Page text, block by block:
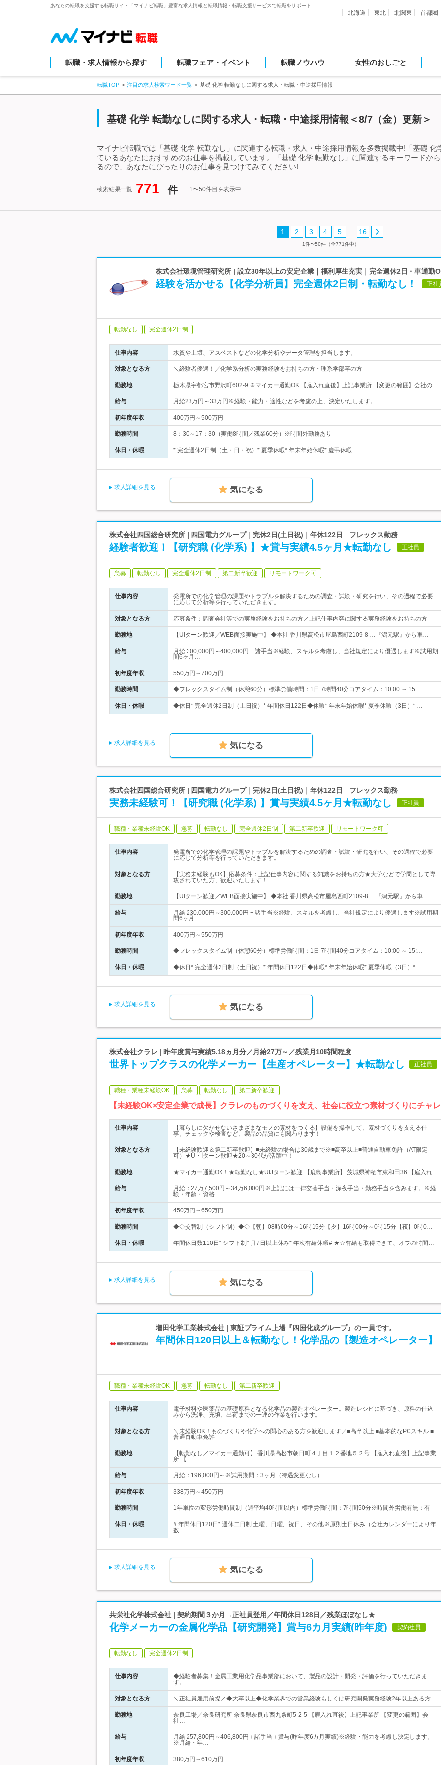
あなたの転職を支援する転職サイト「マイナビ転職」豊富な求人情報と転職情報・転職支援サービスで転職をサポート
北海道 東北 北関東 首都圏
転職・求人情報から探す 転職フェア・イベント 転職ノウハウ 女性のおしごと
転職TOP 注目の求人検索ワード一覧 基礎 化学 転勤なしに関する求人・転職・中途採用情報
基礎 化学 転勤なしに関する求人・転職・中途採用情報＜8/7（金）更新＞
マイナビ転職では「基礎 化学 転勤なし」に関連する転職・求人・中途採用情報を多数掲載中!「基礎
ているあなたにおすすめのお仕事を掲載しています。「基礎 化学 転勤なし」に関連するキーワードか
るので、あなたにぴったりのお仕事を見つけてみてください!
検索結果一覧 771 件 1〜50件目を表示中
1 2 3 4 5 16
1件〜50件（全771件中）
株式会社環境管理研究所 | 設立30年以上の安定企業｜福利厚生充実｜完全週休2日・車通勤
経験を活かせる【化学分析員】完全週休2日制・転勤なし！ 正社
転勤なし 完全週休2日制
仕事内容 水質や土壌、アスベストなどの化学分析やデータ管理を担当します。
対象となる方 ＼経験者優遇！／化学系分析の実務経験をお持ちの方・理系学部卒の方
勤務地 栃木県宇都宮市野沢町602-9 ※マイカー通勤OK 【雇入れ直後】上記事業所 【変更の範囲】会社の…
給与 月給23万円～33万円※経験・能力・適性などを考慮の上、決定いたします。
初年度年収 400万円～500万円
勤務時間 8：30～17：30（実働8時間／残業60分）※時間外勤務あり
休日・休暇 * 完全週休2日制（土・日・祝）* 夏季休暇* 年末年始休暇* 慶弔休暇
求人詳細を見る 気になる
株式会社四国総合研究所 | 四国電力グループ｜完休2日(土日祝)｜年休122日｜フレックス勤務
経験者歓迎！【研究職 (化学系) 】★賞与実績4.5ヶ月★転勤なし 正社員
急募 転勤なし 完全週休2日制 第二新卒歓迎 リモートワーク可
仕事内容
発電所での化学管理の課題やトラブルを解決するための調査・試験・研究を行い、その過程で必要
に応じて分析等を行っていただきます。
対象となる方 応募条件：調査会社等での実務経験をお持ちの方／上記仕事内容に関する実務経験をお持ちの方
勤務地 【UIターン歓迎／WEB面接実施中】 ◆本社 香川県高松市屋島西町2109-8 …『潟元駅』から車…
給与
月給 300,000円～400,000円 + 諸手当※経験、スキルを考慮し、当社規定により優遇します※試用期
間6ヶ月…
初年度年収 550万円～700万円
勤務時間 ◆フレックスタイム制（休憩60分）標準労働時間：1日 7時間40分コアタイム：10:00 ～ 15:…
休日・休暇 ◆休日* 完全週休2日制（土日祝）* 年間休日122日◆休暇* 年末年始休暇* 夏季休暇（3日）* …
求人詳細を見る 気になる
株式会社四国総合研究所 | 四国電力グループ｜完休2日(土日祝)｜年休122日｜フレックス勤務
実務未経験可！【研究職 (化学系) 】賞与実績4.5ヶ月★転勤なし 正社員
職種・業種未経験OK 急募 転勤なし 完全週休2日制 第二新卒歓迎 リモートワーク可
仕事内容
発電所での化学管理の課題やトラブルを解決するための調査・試験・研究を行い、その過程で必要
に応じて分析等を行っていただきます。
対象となる方
【実務未経験もOK】応募条件：上記仕事内容に関する知識をお持ちの方★大学などで学問として専
攻されていた方、歓迎いたします！
勤務地 【UIターン歓迎／WEB面接実施中】 ◆本社 香川県高松市屋島西町2109-8 …『潟元駅』から車…
給与
月給 230,000円～300,000円 + 諸手当※経験、スキルを考慮し、当社規定により優遇します※試用期
間6ヶ月…
初年度年収 400万円～550万円
勤務時間 ◆フレックスタイム制（休憩60分）標準労働時間：1日 7時間40分コアタイム：10:00 ～ 15:…
休日・休暇 ◆休日* 完全週休2日制（土日祝）* 年間休日122日◆休暇* 年末年始休暇* 夏季休暇（3日）* …
求人詳細を見る 気になる
株式会社クラレ | 昨年度賞与実績5.18ヵ月分／月給27万～／残業月10時間程度
世界トップクラスの化学メーカー【生産オペレーター】★転勤なし 正社員
職種・業種未経験OK 急募 転勤なし 第二新卒歓迎
【未経験OK×安定企業で成長】クラレのものづくりを支え、社会に役立つ素材づくりにチャ
仕事内容
【暮らしに欠かせないさまざまなモノの素材をつくる】設備を操作して、素材づくりを支える仕
事。チェックや検査など、製品の品質にも関わります！
対象となる方
【未経験歓迎＆第二新卒歓迎】■未経験の場合は30歳まで※■高卒以上■普通自動車免許（AT限定
可）★U・Iターン歓迎★20～30代が活躍中！
勤務地 ★マイカー通勤OK！★転勤なし★UIJターン歓迎 【鹿島事業所】 茨城県神栖市東和田36 【雇入れ…
給与
月給：27万7,500円～34万6,000円※上記には一律交替手当・深夜手当・勤務手当を含みます。※経
験・年齢・資格…
初年度年収 450万円～650万円
勤務時間 ◆◇交替制（シフト制）◆◇【朝】08時00分～16時15分【夕】16時00分～0時15分【夜】0時0…
休日・休暇 年間休日数110日* シフト制* 月7日以上休み* 年次有給休暇# ★☆有給も取得できて、オフの時間…
求人詳細を見る 気になる
増田化学工業株式会社 | 東証プライム上場『四国化成グループ』の一員です。
年間休日120日以上＆転勤なし！化学品の【製造オペレーター】
職種・業種未経験OK 急募 転勤なし 第二新卒歓迎
仕事内容
電子材料や医薬品の基礎原料となる化学品の製造オペレーター。製造レシピに基づき、原料の仕込
みから洗浄、充填、出荷までの一連の作業を行います。
対象となる方
＼未経験OK！ものづくりや化学への関心のある方を歓迎します／■高卒以上 ■基本的なPCスキル ■
普通自動車免許
勤務地
【転勤なし／マイカー通勤可】 香川県高松市朝日町４丁目１２番地５２号 【雇入れ直後】上記事業
所 【…
給与 月給：196,000円～※試用期間：3ヶ月（待遇変更なし）
初年度年収 338万円～450万円
勤務時間 1年単位の変形労働時間制（週平均40時間以内）標準労働時間：7時間50分※時間外労働有無：有
休日・休暇
# 年間休日120日* 週休二日制:土曜、日曜、祝日、その他※原則土日休み（会社カレンダーにより年
数…
求人詳細を見る 気になる
共栄社化学株式会社 | 契約期間３か月→正社員登用／年間休日128日／残業ほぼなし★
化学メーカーの金属化学品【研究開発】賞与6カ月実績(昨年度) 契約社員
転勤なし 完全週休2日制
仕事内容
◆経験者募集！金属工業用化学品事業部において、製品の設計・開発・評価を行っていただきま
す。
対象となる方 ＼正社員雇用前提／◆大卒以上◆化学業界での営業経験もしくは研究開発実務経験2年以上ある方
勤務地
奈良工場／奈良研究所 奈良県奈良市西九条町5-2-5 【雇入れ直後】上記事業所 【変更の範囲】会
社…
給与
月給 257,800円～406,800円＋諸手当＋賞与(昨年度6カ月実績)※経験・能力を考慮し決定します。
※月給・年…
初年度年収 380万円～610万円